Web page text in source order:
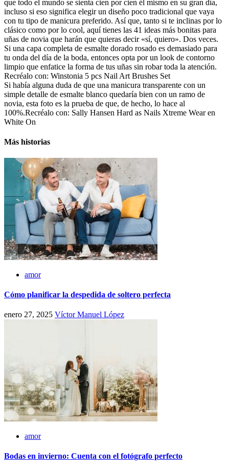
que todo el mundo se sienta cien por cien él mismo en su gran día,
incluso si eso significa elegir un diseño poco tradicional que vaya
con tu tipo de manicura preferido. Así que, tanto si te inclinas por lo
clásico como por lo cool, aquí tienes las 41 ideas más bonitas para
uñas de novia que harán que quieras decir «sí, quiero». Dos veces.
Si una capa completa de esmalte dorado rosado es demasiado para
tu onda del día de la boda, entonces opta por un look de contorno
limpio que enfatice la forma de tus uñas sin robar toda la atención.
Recréalo con: Winstonia 5 pcs Nail Art Brushes Set
Si había alguna duda de que una manicura transparente con un
simple detalle de esmalte blanco quedaría bien con un ramo de
novia, esta foto es la prueba de que, de hecho, lo hace al
100%.Recréalo con: Sally Hansen Hard as Nails Xtreme Wear en
White On
Más historias
amor
Cómo planificar la despedida de soltero perfecta
enero 27, 2025 Víctor Manuel López
amor
Bodas en invierno: Cuenta con el fotógrafo perfecto